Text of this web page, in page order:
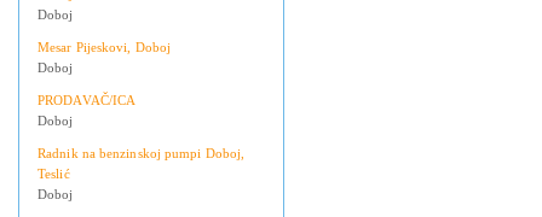
Doboj
Mesar Pijeskovi, Doboj
Doboj
PRODAVAČ/ICA
Doboj
Radnik na benzinskoj pumpi Doboj,
Teslić
Doboj